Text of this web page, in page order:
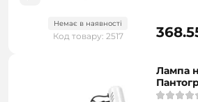
Немає в наявності
Код товару: 2517
Лампа